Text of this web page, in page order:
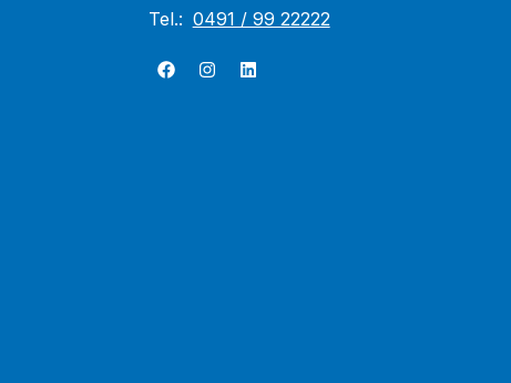
Tel.: 0491 / 99 22222